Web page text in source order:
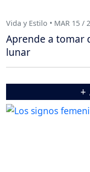
Vida y Estilo • MAR 15 /
Aprende a tomar
lunar
+